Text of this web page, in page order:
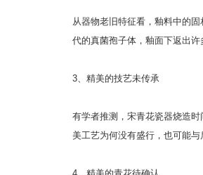
从器物老旧特征看，釉料中的
代的真菌孢子体，釉面下返出
3、精美的技艺未传承
有学者推测，宋青花瓷器烧造
美工艺为何没有盛行，也可能与